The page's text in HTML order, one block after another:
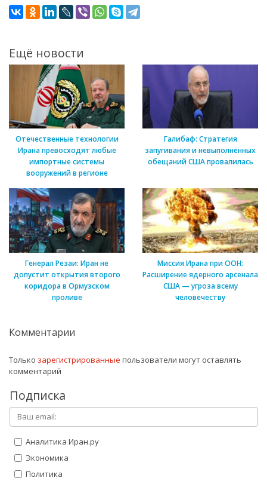
Ещё новости
Отечественные технологии
Ирана превосходят любые
импортные системы
вооружений в регионе
Галибаф: Стратегия
запугивания и невыполненных
обещаний США провалилась
Генерал Резаи: Иран не
допустит открытия второго
коридора в Ормузском
проливе
Миссия Ирана при ООН:
Расширение ядерного арсенала
США — угроза всему
человечеству
Комментарии
Только зарегистрированные пользователи могут оставлять
комментарий
Подписка
Аналитика Иран.ру
Экономика
Политика